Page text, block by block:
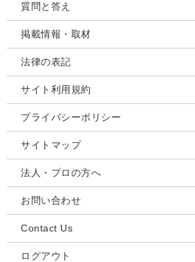
質問と答え
掲載情報・取材
法律の表記
サイト利用規約
プライバシーポリシー
サイトマップ
法人・プロの方へ
お問い合わせ
Contact Us
ログアウト